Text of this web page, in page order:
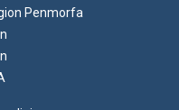
Penmorfa